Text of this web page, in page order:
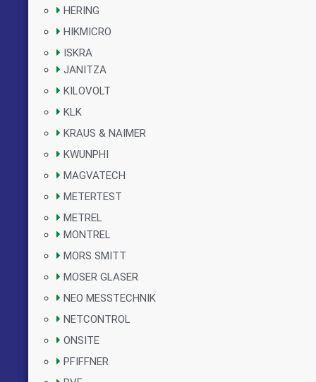
HERING
HIKMICRO
ISKRA
JANITZA
KILOVOLT
KLK
KRAUS & NAIMER
KWUNPHI
MAGVATECH
METERTEST
METREL
MONTREL
MORS SMITT
MOSER GLASER
NEO MESSTECHNIK
NETCONTROL
ONSITE
PFIFFNER